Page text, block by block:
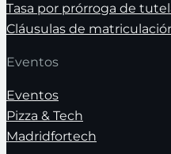
Tasa por prórroga de
Cláusulas de
Eventos
Eventos
Pizza & Tech
Madridfortech